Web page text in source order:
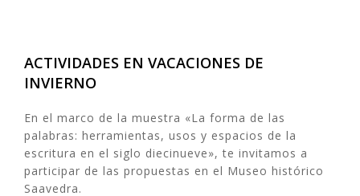
ACTIVIDADES EN VACACIONES DE
INVIERNO
En el marco de la muestra «La forma de las
palabras: herramientas, usos y espacios de la
escritura en el siglo diecinueve», te invitamos a
participar de las propuestas en el Museo histórico
Saavedra.